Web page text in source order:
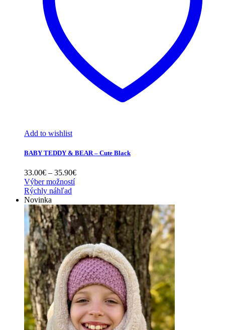
Add to wishlist
BABY TEDDY & BEAR – Cute Black
33.00€ – 35.90€Price
35.90€
Výber možností
Rýchly náhľad
Novinka